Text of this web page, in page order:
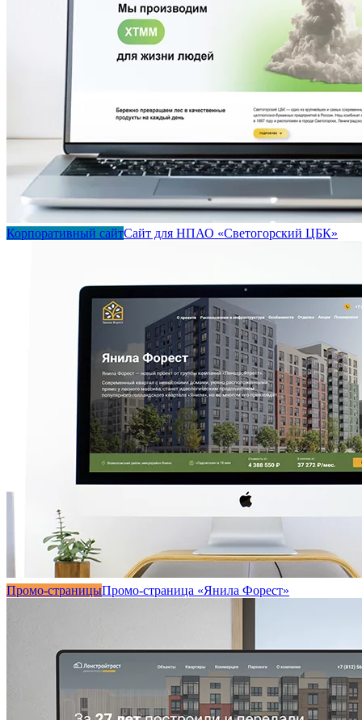
Корпоративный сайтСайт для НПАО «Светогорский ЦБК»
Промо-страницыПромо-страница «Янила Форест»